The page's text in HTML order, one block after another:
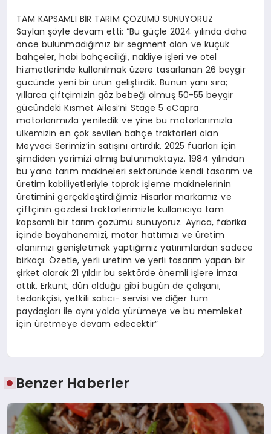
TAM KAPSAMLI BİR TARIM ÇÖZÜMÜ SUNUYORUZ
Saylan şöyle devam etti: “Bu güçle 2024 yılında daha
önce bulunmadığımız bir segment olan ve küçük
bahçeler, hobi bahçeciliği, nakliye işleri ve otel
hizmetlerinde kullanılmak üzere tasarlanan 26 beygir
gücünde yeni bir ürün geliştirdik. Bunun yanı sıra;
yıllarca çiftçimizin göz bebeği olmuş 50-55 beygir
gücündeki Kısmet Ailesi’ni Stage 5 eCapra
motorlarımızla yeniledik ve yine bu motorlarımızla
ülkemizin en çok sevilen bahçe traktörleri olan
Meyveci Serimiz’in satışını artırdık. 2025 fuarları için
şimdiden yerimizi almış bulunmaktayız. 1984 yılından
bu yana tarım makineleri sektöründe kendi tasarım ve
üretim kabiliyetleriyle toprak işleme makinelerinin
üretimini gerçekleştirdiğimiz Hisarlar markamız ve
çiftçinin gözdesi traktörlerimizle kullanıcıya tam
kapsamlı bir tarım çözümü sunuyoruz. Ayrıca, fabrika
içinde boyahanemizi, motor hattımızı ve üretim
alanımızı genişletmek yaptığımız yatırımlardan sadece
birkaçı. Özetle, yerli üretim ve yerli tasarım yapan bir
şirket olarak 21 yıldır bu sektörde önemli işlere imza
attık. Erkunt, dün olduğu gibi bugün de çalışanı,
tedarikçisi, yetkili satıcı- servisi ve diğer tüm
paydaşları ile aynı yolda yürümeye ve bu memleket
için üretmeye devam edecektir”
Benzer Haberler